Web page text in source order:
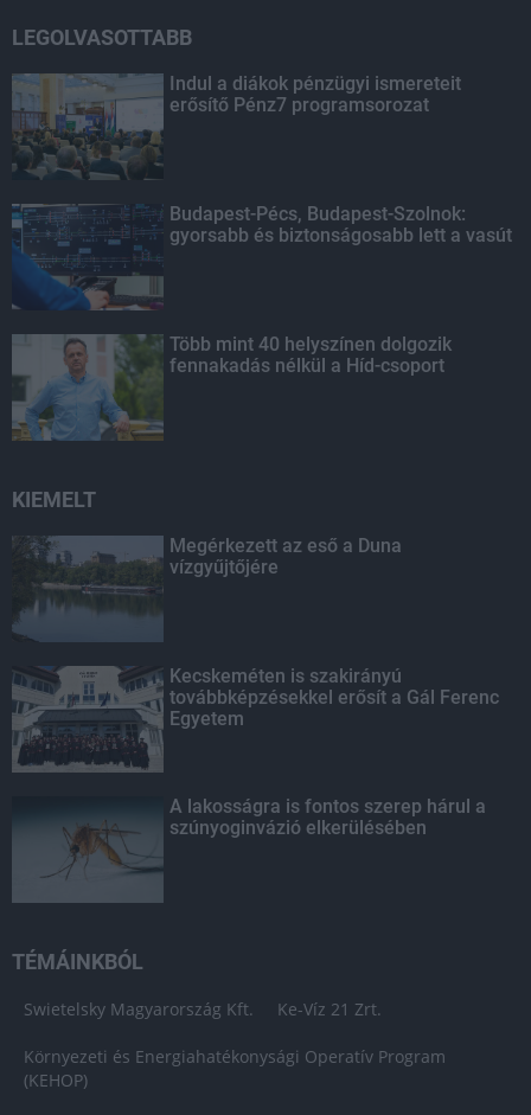
LEGOLVASOTTABB
Indul a diákok pénzügyi ismereteit
erősítő Pénz7 programsorozat
Budapest-Pécs, Budapest-Szolnok:
gyorsabb és biztonságosabb lett a vasút
Több mint 40 helyszínen dolgozik
fennakadás nélkül a Híd-csoport
KIEMELT
Megérkezett az eső a Duna
vízgyűjtőjére
Kecskeméten is szakirányú
továbbképzésekkel erősít a Gál Ferenc
Egyetem
A lakosságra is fontos szerep hárul a
szúnyoginvázió elkerülésében
TÉMÁINKBÓL
Swietelsky Magyarország Kft. Ke-Víz 21 Zrt.
Környezeti és Energiahatékonysági Operatív Program
(KEHOP)